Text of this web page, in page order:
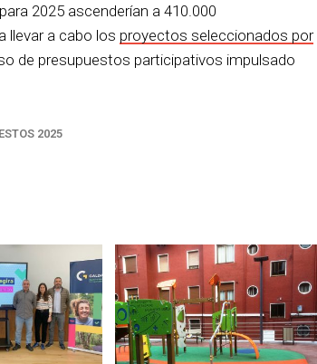
2025 ascenderían a 410.000
llevar a cabo los proyectos seleccionados por
de presupuestos participativos impulsado
2025